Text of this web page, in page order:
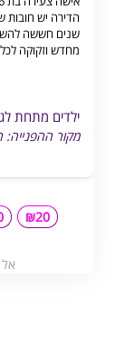
שנים חששה
מחדש וזקוקה
ילדים מתחת לגיל
מקור ההפנייה:
₪20